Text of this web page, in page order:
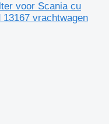
voor Scania cu
vrachtwagen